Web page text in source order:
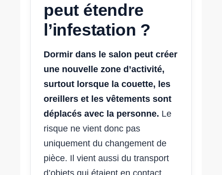
peut étendre
l’infestation ?
Dormir dans le salon peut créer
une nouvelle zone d’activité,
surtout lorsque la couette, les
oreillers et les vêtements sont
déplacés avec la personne. Le
risque ne vient donc pas
uniquement du changement de
pièce. Il vient aussi du transport
d’objets qui étaient en contact